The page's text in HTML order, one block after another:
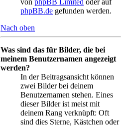
von phpBB Limited oder auf
phpBB.de gefunden werden.
Nach oben
Was sind das für Bilder, die bei
meinem Benutzernamen angezeigt
werden?
In der Beitragsansicht können
zwei Bilder bei deinem
Benutzernamen stehen. Eines
dieser Bilder ist meist mit
deinem Rang verknüpft: Oft
sind dies Sterne, Kästchen oder